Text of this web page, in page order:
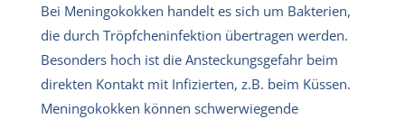
Bei Meningokokken handelt es sich um Bakterien,
die durch Tröpfcheninfektion übertragen werden.
Besonders hoch ist die Ansteckungsgefahr beim
direkten Kontakt mit Infizierten, z.B. beim Küssen.
Meningokokken können schwerwiegende